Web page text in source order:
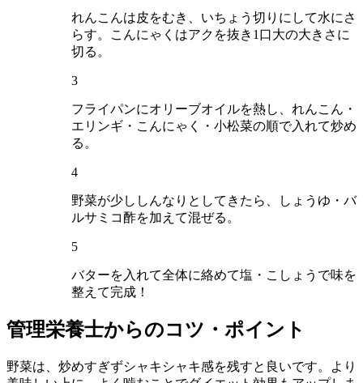
れんこんは皮をむき、いちょう切りにして水にさ
らす。こんにゃくはアクを抜き1口大の大きさに
切る。
3
フライパンにオリーブオイルを熱し、れんこん・
エリンギ・こんにゃく・小松菜の順で入れて炒め
る。
4
野菜が少ししんなりとしてきたら、しょうゆ・バ
ルサミコ酢を加えて混ぜる。
5
バターを入れて全体に絡めて塩・こしょうで味を
整えて完成！
管理栄養士からのコツ・ポイント
野菜は、炒めすぎずシャキシャキ感を残すと良いです。 より